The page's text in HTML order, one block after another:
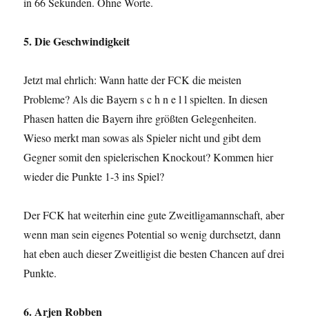
5. Die Geschwindigkeit
Jetzt mal ehrlich: Wann hatte der FCK die meisten
Probleme? Als die Bayern s c h n e l l spielten. In diesen
Phasen hatten die Bayern ihre größten Gelegenheiten.
Wieso merkt man sowas als Spieler nicht und gibt dem
Gegner somit den spielerischen Knockout? Kommen hier
wieder die Punkte 1-3 ins Spiel?
Der FCK hat weiterhin eine gute Zweitligamannschaft, aber
wenn man sein eigenes Potential so wenig durchsetzt, dann
hat eben auch dieser Zweitligist die besten Chancen auf drei
Punkte.
6. Arjen Robben